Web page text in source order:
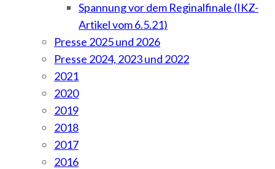
Spannung vor dem Reginalfinale (IKZ-
Artikel vom 6.5.21)
Presse 2025 und 2026
Presse 2024, 2023 und 2022
2021
2020
2019
2018
2017
2016